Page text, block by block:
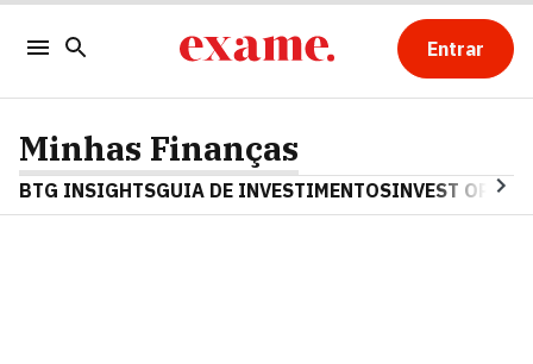
Entrar
Minhas Finanças
BTG INSIGHTSGUIA DE INVESTIMENTOSINVEST OPINA